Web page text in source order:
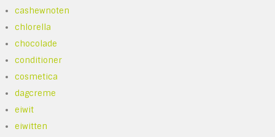
cashewnoten
chlorella
chocolade
conditioner
cosmetica
dagcreme
eiwit
eiwitten